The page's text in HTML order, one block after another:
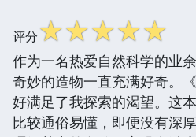
评分☆☆☆☆☆
作为一名热爱自然科学的业
奇妙的造物一直充满好奇。
好满足了我探索的渴望。这
比较通俗易懂，即便没有深